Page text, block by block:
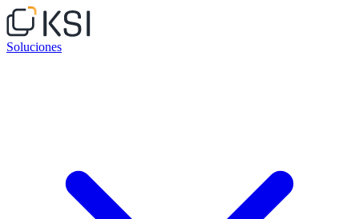
Soluciones